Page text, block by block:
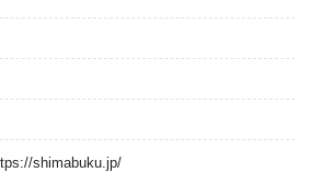
shimabuku.jp/